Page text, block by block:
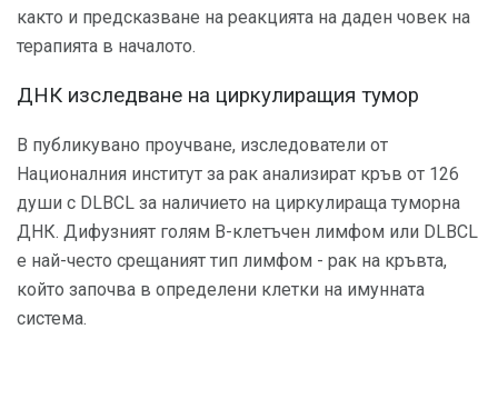
както и предсказване на реакцията на даден човек на
терапията в началото.
ДНК изследване на циркулиращия тумор
В публикувано проучване, изследователи от
Националния институт за рак анализират кръв от 126
души с DLBCL за наличието на циркулираща туморна
ДНК. Дифузният голям B-клетъчен лимфом или DLBCL
е най-често срещаният тип лимфом - рак на кръвта,
който започва в определени клетки на имунната
система.